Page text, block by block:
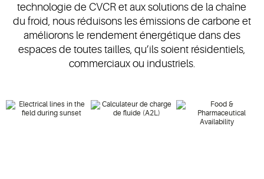
technologie de CVCR et aux solutions de la chaîne
du froid, nous réduisons les émissions de carbone et
améliorons le rendement énergétique dans des
espaces de toutes tailles, qu’ils soient résidentiels,
commerciaux ou industriels.